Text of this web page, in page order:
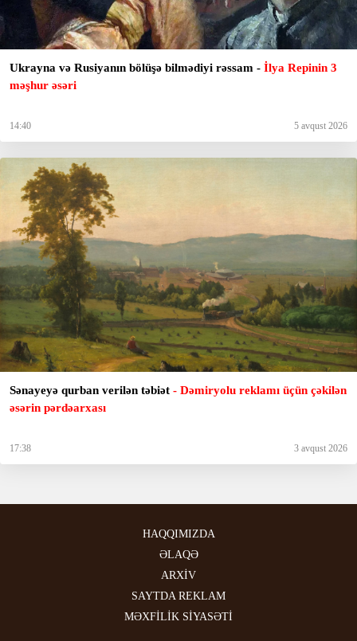
Ukrayna və Rusiyanın bölüşə bilmədiyi rəssam - İlya Repinin 3
məşhur əsəri
14:40 5 avqust 2026
Sənayeyə qurban verilən təbiət - Dəmiryolu reklamı üçün çəkilən
əsərin pərdəarxası
17:38 3 avqust 2026
HAQQIMIZDA
ƏLAQƏ
ARXİV
SAYTDA REKLAM
MƏXFİLİK SİYASƏTİ